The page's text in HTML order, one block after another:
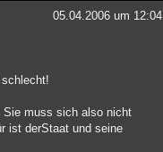
05.04.2006 um 12:04
Sie muss sich also nicht
ist derStaat und seine